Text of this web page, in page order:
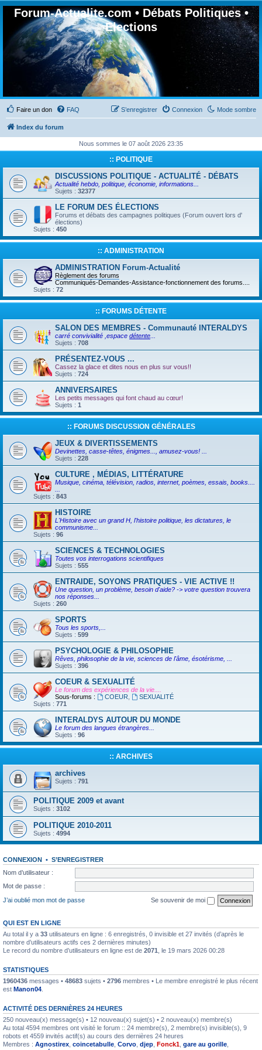
Forum-Actualite.com • Débats Politiques •
Elections
Faire un don Mode sombre
FAQ Connexion
S’enregistrer
Index du forum
Nous sommes le 07 août 2026 23:35
:: POLITIQUE
DISCUSSIONS POLITIQUE - ACTUALITÉ - DÉBATS
Actualité hebdo, politique, économie, informations...
Sujets : 32377
LE FORUM DES ÉLECTIONS
Forums et débats des campagnes politiques (Forum ouvert lors d'
élections)
Sujets : 450
:: ADMINISTRATION
ADMINISTRATION Forum-Actualité
Règlement des forums
Communiqués-Demandes-Assistance-fonctionnement des forums....
Sujets : 72
:: FORUMS DÉTENTE
SALON DES MEMBRES - Communauté INTERALDYS
carré convivialité ,espace détente
Sujets : 708
PRÉSENTEZ-VOUS ...
Cassez la glace et dites nous en plus sur vous!!
Sujets : 724
ANNIVERSAIRES
Les petits messages qui font chaud au cœur!
Sujets : 1
:: FORUMS DISCUSSION GÉNÉRALES
JEUX & DIVERTISSEMENTS
Devinettes, casse-têtes, énigmes..., amusez-vous! ...
Sujets : 228
CULTURE , MÉDIAS, LITTÉRATURE
Musique, cinéma, télévision, radios, internet, poèmes, essais, books....
Sujets : 843
HISTOIRE
L'Histoire avec un grand H, l'histoire politique, les dictatures, le
communisme...
Sujets : 96
SCIENCES & TECHNOLOGIES
Toutes vos interrogations scientifiques
Sujets : 555
ENTRAIDE, SOYONS PRATIQUES - VIE ACTIVE !!
Une question, un problème, besoin d'aide? -> votre question trouvera
nos réponses...
Sujets : 260
SPORTS
Tous les sports,...
Sujets : 599
PSYCHOLOGIE & PHILOSOPHIE
Rêves, philosophie de la vie, sciences de l'âme, ésotérisme, ...
Sujets : 396
COEUR & SEXUALITÉ
Le forum des expériences de la vie....
Sous-forums :
COEUR
SEXUALITÉ
Sujets : 771
INTERALDYS AUTOUR DU MONDE
Le forum des langues étrangères...
Sujets : 96
:: ARCHIVES
archives
Sujets : 791
POLITIQUE 2009 et avant
Sujets : 3102
POLITIQUE 2010-2011
Sujets : 4994
CONNEXION • S’ENREGISTRER
Nom d’utilisateur :
Mot de passe :
J’ai oublié mon mot de passe
Se souvenir de moi
QUI EST EN LIGNE
Au total il y a 33 utilisateurs en ligne : 6 enregistrés, 0 invisible et 27 invités (d’après le
nombre d’utilisateurs actifs ces 2 dernières minutes)
Le record du nombre d’utilisateurs en ligne est de 2071 , le 19 mars 2026 00:28
STATISTIQUES
1960436 messages • 48683 sujets • 2796 membres • Le membre enregistré le plus récent
est Manon04
ACTIVITÉ DES DERNIÈRES 24 HEURES
250 nouveau(x) message(s) • 12 nouveau(x) sujet(s) • 2 nouveau(x) membre(s)
Au total 4594 membres ont visité le forum :: 24 membre(s), 2 membre(s) invisible(s), 9
robots et 4559 invités actif(s) au cours des dernières 24 heures
Membres : Agnostirex coincetabulle Corvo djep Fonck1 gare au gorille